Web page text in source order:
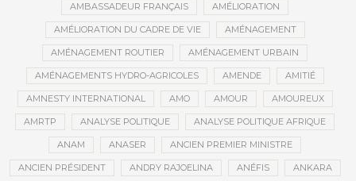
AMBASSADEUR FRANÇAIS AMÉLIORATION
AMÉLIORATION DU CADRE DE VIE AMÉNAGEMENT
AMÉNAGEMENT ROUTIER AMÉNAGEMENT URBAIN
AMÉNAGEMENTS HYDRO-AGRICOLES AMENDE AMITIÉ
AMNESTY INTERNATIONAL AMO AMOUR AMOUREUX
AMRTP ANALYSE POLITIQUE ANALYSE POLITIQUE AFRIQUE
ANAM ANASER ANCIEN PREMIER MINISTRE
ANCIEN PRÉSIDENT ANDRY RAJOELINA ANÉFIS ANKARA